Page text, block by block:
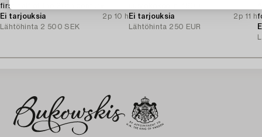
first half of the 20th century.
Ei tarjouksia
2p 10 h
Lähtöhinta 2 500 SEK
Ei tarjouksia
2p 11 h
Lähtöhinta 250 EUR